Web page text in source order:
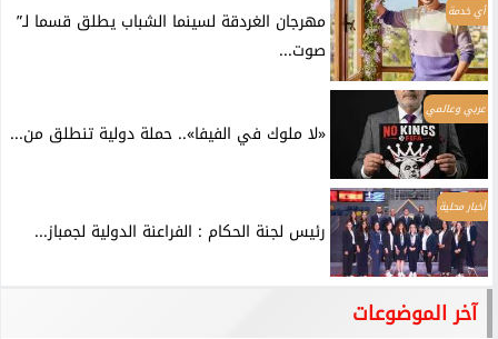
أي خدمة
مهرجان الغردقة لسينما الشباب يطلق قسما لـ”
صوت...
عربي وعالمي
«لا ملوك في الفيفا».. حملة دولية تنطلق من...
أخبار محلية
رئيس لجنة الحكام : الفراعنة الدولية لجمباز...
آخر الموضوعات